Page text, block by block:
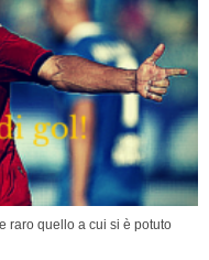
raro quello a cui si è potuto